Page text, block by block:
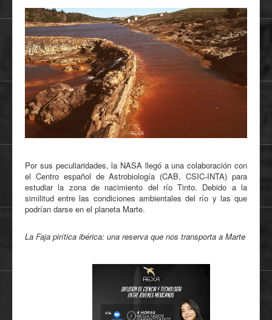
Por sus peculiaridades, la NASA llegó a una colaboración con
el Centro español de Astrobiología (CAB, CSIC-INTA) para
estudiar la zona de nacimiento del río Tinto. Debido a la
similitud entre las condiciones ambientales del río y las que
podrían darse en el planeta Marte.
La Faja pirítica ibérica: una reserva que nos transporta a Marte